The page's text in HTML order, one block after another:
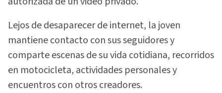
Lejos de desaparecer de internet, la joven
mantiene contacto con sus seguidores y
comparte escenas de su vida cotidiana, recorridos
en motocicleta, actividades personales y
encuentros con otros creadores.